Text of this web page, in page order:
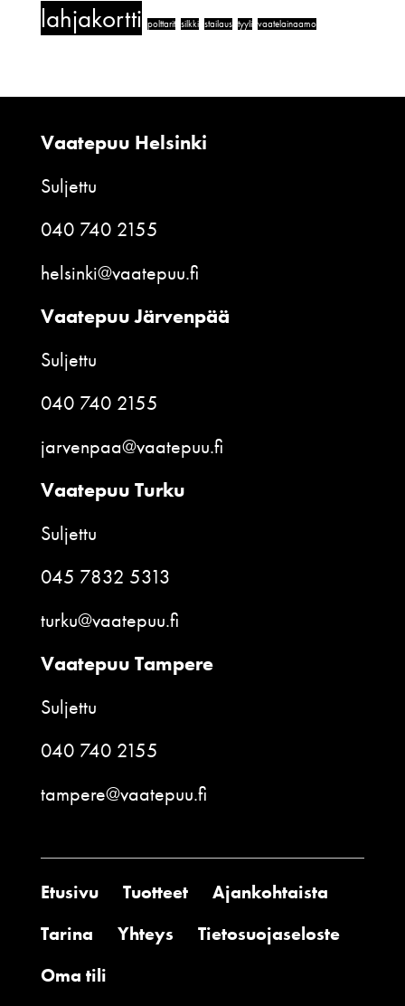
lahjakortti polttarit silkki stailaus tyyli vaatelainaamo
Vaatepuu Helsinki
Suljettu
040 740 2155
helsinki@vaatepuu.fi
Vaatepuu Järvenpää
Suljettu
040 740 2155
jarvenpaa@vaatepuu.fi
Vaatepuu Turku
Suljettu
045 7832 5313
turku@vaatepuu.fi
Vaatepuu Tampere
Suljettu
040 740 2155
tampere@vaatepuu.fi
Etusivu Tuotteet
Ajankohtaista
Tarina
Yhteys
Tietosuojaseloste
Oma tili